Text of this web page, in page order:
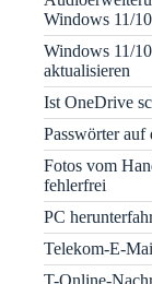
Windows 11/10
Windows 11/
aktualisieren
Ist OneDrive
Passwörter auf
Fotos vom
fehlerfrei
PC
Telekom-E-
T-Online-